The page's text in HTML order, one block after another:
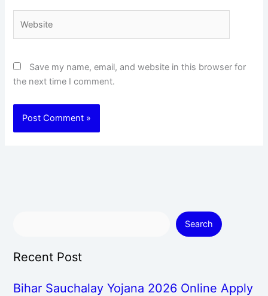
Save my name, email, and website in this browser for
the next time I comment.
Search
Recent Post
Bihar Sauchalay Yojana 2026 Online Apply